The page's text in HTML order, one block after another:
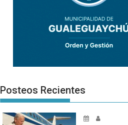
Posteos Recientes